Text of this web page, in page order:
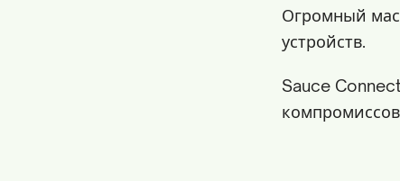
Огромный
устройств.
Sauce